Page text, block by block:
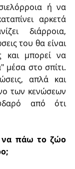
ή να
αρκετά
διάρροια,
του θα είναι
και μπορεί να
μέσα στο σπίτι.
απλά και
των κενώσεων
από ότι
να πάω το ζώο